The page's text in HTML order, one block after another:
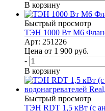
В корзину
Быстрый просмотр
ТЭН 1000 Вт M6
Арт: 251226
Цена от 1 900 руб.
-
В корзину
Быстрый просмотр
ТЭН RDT 1,5 кВт (с